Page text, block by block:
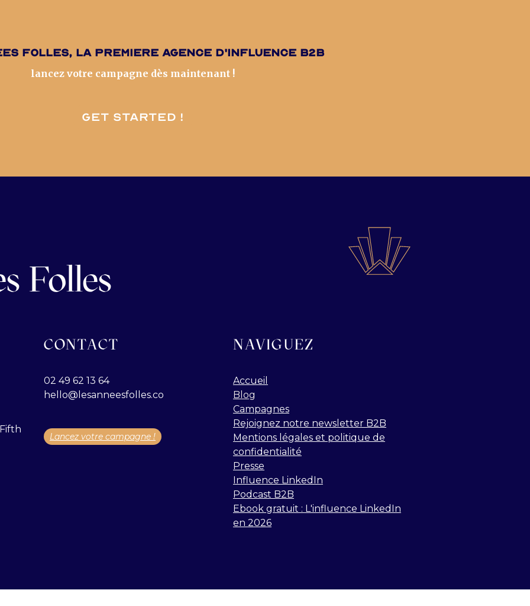
folles, la premiere agence d'influence B2B
lancez votre campagne dès maintenant !
Get started !
Folles
CONTACT
02 49 62 13 64
hello@lesanneesfolles.co
Lancez votre campagne !
NAVIGUEZ
Accueil
Blog
Campagnes
Rejoignez notre newsletter B2B
Mentions légales et politique de
confidentialité
Presse
Influence LinkedIn
Podcast B2B
Ebook gratuit : L'influence LinkedIn
en 2026